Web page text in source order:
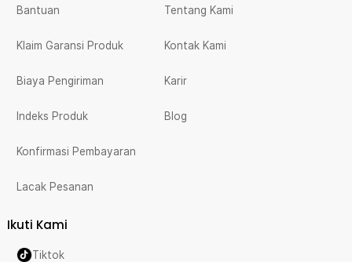
Bantuan
Klaim Garansi Produk
Biaya Pengiriman
Indeks Produk
Konfirmasi Pembayaran
Lacak Pesanan
Tentang Kami
Kontak Kami
Karir
Blog
Ikuti Kami
Tiktok